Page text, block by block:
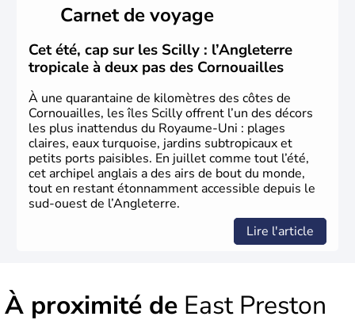
Histoire et administration
L'Angleterre est l’une des quatre nations constitutives du
Royaume-Uni. Elle est peuplée de plus de 50 millions
d’habitants, les Anglais, et constitue à elle seule, près de
84% de la population de l’ensemble. Le pays s’est créé au
Xème siècle et tient son nom desAngles
germanique installé sur ces terres. Première démocratie
parlementaire au monde, elle doit son développement à
l’essor industriel du XIXème siècle.
Carnet de voyage
Cet été, cap sur les Scilly : l’Angleterre
tropicale à deux pas des Cornouailles
À une quarantaine de kilomètres des côtes de
Cornouailles, les îles Scilly offrent l’un des décors
les plus inattendus du Royaume-Uni : plages
claires, eaux turquoise, jardins subtropicaux et
petits ports paisibles. En juillet comme tout l’été,
cet archipel anglais a des airs de bout du monde,
tout en restant étonnamment accessible depuis le
sud-ouest de l’Angleterre.
Lire l'article
À proximité de East Preston